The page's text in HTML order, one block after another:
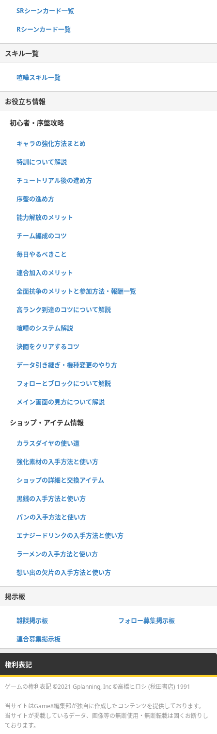
SRシーンカード一覧
Rシーンカード一覧
スキル一覧
喧嘩スキル一覧
お役立ち情報
初心者・序盤攻略
キャラの強化方法まとめ
特訓について解説
チュートリアル後の進め方
序盤の進め方
能力解放のメリット
チーム編成のコツ
毎日やるべきこと
連合加入のメリット
全面抗争のメリットと参加方法・報酬一覧
高ランク到達のコツについて解説
喧嘩のシステム解説
決闘をクリアするコツ
データ引き継ぎ・機種変更のやり方
フォローとブロックについて解説
メイン画面の見方について解説
ショップ・アイテム情報
カラスダイヤの使い道
強化素材の入手方法と使い方
ショップの詳細と交換アイテム
黒銭の入手方法と使い方
パンの入手方法と使い方
エナジードリンクの入手方法と使い方
ラーメンの入手方法と使い方
想い出の欠片の入手方法と使い方
掲示板
雑談掲示板 フォロー募集掲示板
連合募集掲示板
権利表記
ゲームの権利表記 ©2021 Gplanning, Inc ©高橋ヒロシ (秋田書店) 1991
当サイトはGame8編集部が独自に作成したコンテンツを提供しております。
当サイトが掲載しているデータ、画像等の無断使用・無断転載は固くお断りし
ております。